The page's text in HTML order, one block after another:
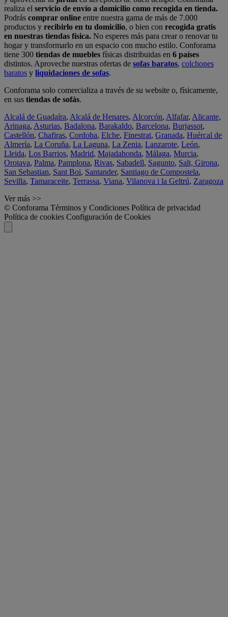
realiza el servicio de envío a domicilio como recogida en tienda.
Podrás comprar online entre nuestra gama de más de 7.000
productos y recibirlo en tu domicilio, o bien con recogida gratis
en nuestras tiendas física. No esperes más para crear o renovar tu
hogar y transformarlo en un espacio con mucho estilo. Conforama
tiene 300 tiendas de muebles físicas distribuidas en 6 países
distintos. Aproveche nuestras ofertas de sofas baratos, colchones
baratos y liquidaciones de sofas.
Conforama solo comercializa a través de su website o, físicamente,
en sus tiendas de sofás.
Alcalá de Guadaíra, Alcalá de Henares, Alcorcón, Alfafar, Alicante,
Arinaga, Asturias, Badalona, Barakaldo, Barcelona, Burjassot,
Castellón, Chafiras, Cordoba, Elche, Finestrat, Granada, Huércal de
Almería, La Coruña, La Laguna, La Zenia, Lanzarote, León,
Lleida, Los Barrios, Madrid, Majadahonda, Málaga, Murcia,
Orotava, Palma, Pamplona, Rivas, Sabadell, Sagunto, Salt, Girona,
San Sebastian, Sant Boi, Santander, Santiago de Compostela,
Sevilla, Tamaraceite, Terrassa, Viana, Vilanova i la Geltrú, Zaragoza
Ver más >>
© Conforama Términos y Condiciones Política de privacidad
Política de cookies Configuración de Cookies